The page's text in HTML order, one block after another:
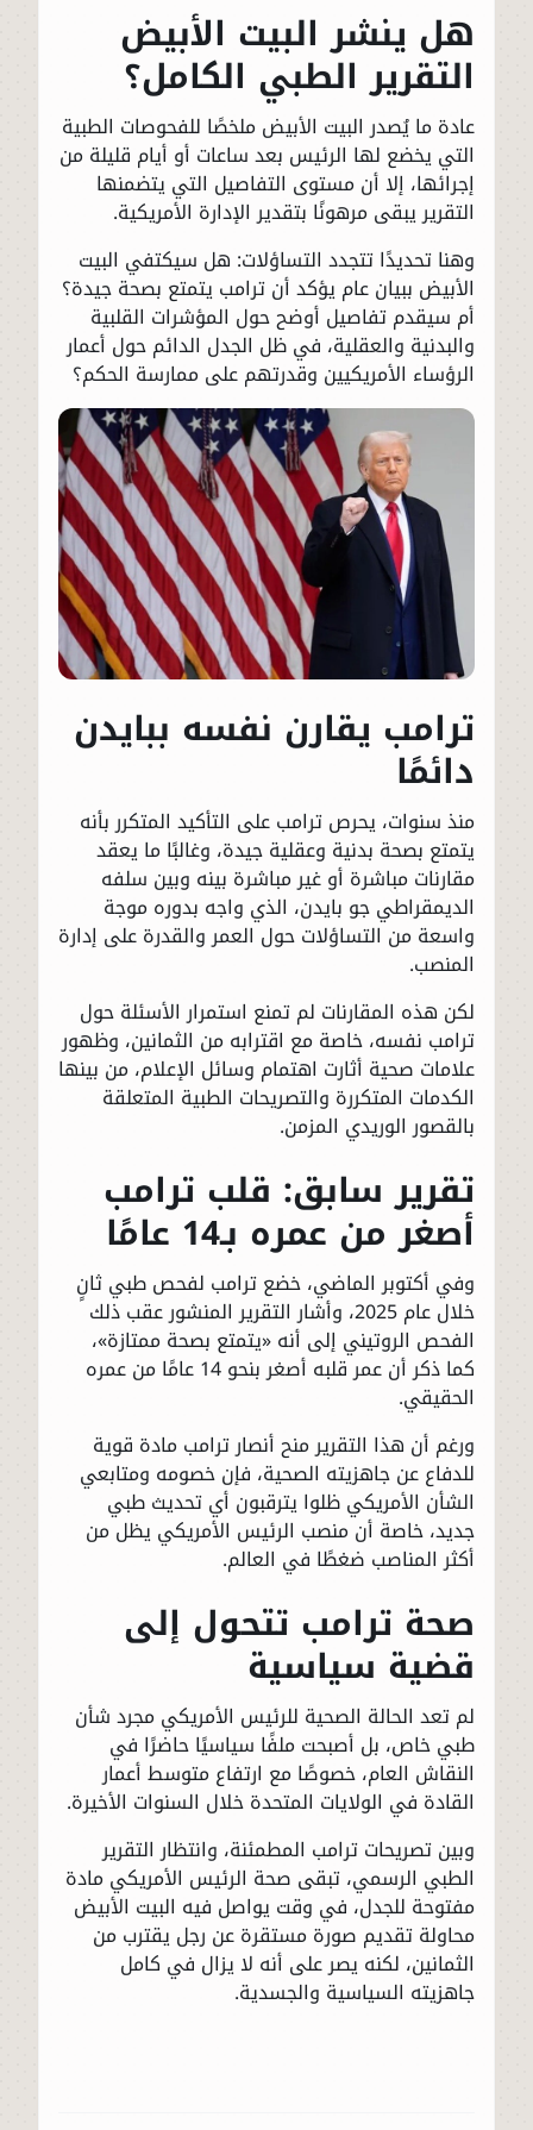
هل ينشر البيت الأبيض
التقرير الطبي الكامل؟
عادة ما يُصدر البيت الأبيض ملخصًا للفحوصات الطبية
التي يخضع لها الرئيس بعد ساعات أو أيام قليلة من
إجرائها، إلا أن مستوى التفاصيل التي يتضمنها
التقرير يبقى مرهونًا بتقدير الإدارة الأمريكية.
وهنا تحديدًا تتجدد التساؤلات: هل سيكتفي البيت
الأبيض ببيان عام يؤكد أن ترامب يتمتع بصحة جيدة؟
أم سيقدم تفاصيل أوضح حول المؤشرات القلبية
والبدنية والعقلية، في ظل الجدل الدائم حول أعمار
الرؤساء الأمريكيين وقدرتهم على ممارسة الحكم؟
ترامب يقارن نفسه ببايدن
دائمًا
منذ سنوات، يحرص ترامب على التأكيد المتكرر بأنه
يتمتع بصحة بدنية وعقلية جيدة، وغالبًا ما يعقد
مقارنات مباشرة أو غير مباشرة بينه وبين سلفه
الديمقراطي جو بايدن، الذي واجه بدوره موجة
واسعة من التساؤلات حول العمر والقدرة على إدارة
المنصب.
لكن هذه المقارنات لم تمنع استمرار الأسئلة حول
ترامب نفسه، خاصة مع اقترابه من الثمانين، وظهور
علامات صحية أثارت اهتمام وسائل الإعلام، من بينها
الكدمات المتكررة والتصريحات الطبية المتعلقة
بالقصور الوريدي المزمن.
تقرير سابق: قلب ترامب
أصغر من عمره بـ14 عامًا
وفي أكتوبر الماضي، خضع ترامب لفحص طبي ثانٍ
خلال عام 2025، وأشار التقرير المنشور عقب ذلك
الفحص الروتيني إلى أنه «يتمتع بصحة ممتازة»،
كما ذكر أن عمر قلبه أصغر بنحو 14 عامًا من عمره
الحقيقي.
ورغم أن هذا التقرير منح أنصار ترامب مادة قوية
للدفاع عن جاهزيته الصحية، فإن خصومه ومتابعي
الشأن الأمريكي ظلوا يترقبون أي تحديث طبي
جديد، خاصة أن منصب الرئيس الأمريكي يظل من
أكثر المناصب ضغطًا في العالم.
صحة ترامب تتحول إلى
قضية سياسية
لم تعد الحالة الصحية للرئيس الأمريكي مجرد شأن
طبي خاص، بل أصبحت ملفًا سياسيًا حاضرًا في
النقاش العام، خصوصًا مع ارتفاع متوسط أعمار
القادة في الولايات المتحدة خلال السنوات الأخيرة.
وبين تصريحات ترامب المطمئنة، وانتظار التقرير
الطبي الرسمي، تبقى صحة الرئيس الأمريكي مادة
مفتوحة للجدل، في وقت يواصل فيه البيت الأبيض
محاولة تقديم صورة مستقرة عن رجل يقترب من
الثمانين، لكنه يصر على أنه لا يزال في كامل
جاهزيته السياسية والجسدية.